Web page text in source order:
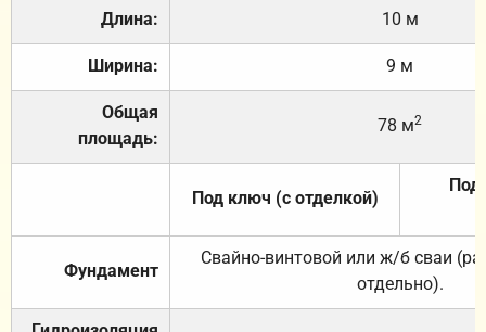
Длина: 10 м
Ширина: 9 м
Общая
площадь:
78 м2
Под ключ (с отделкой)
Под
Фундамент
Свайно-винтовой или ж/б сваи
отдельно).